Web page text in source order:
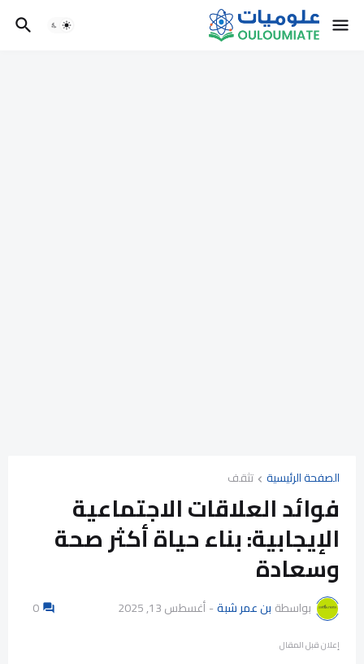
الصفحة الرئيسية تثقف
فوائد العلاقات الاجتماعية
الإيجابية: بناء حياة أكثر صحة
وسعادة
بواسطة بن عمر شبة-أغسطس 13, 2025 0
إعلان قبل المقال